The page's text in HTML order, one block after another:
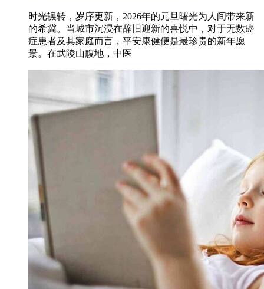
时光辗转，岁序更新，2026年的元旦曙光为人间带来新
的希冀。当城市沉浸在辞旧迎新的喜悦中，对于无数癌
症患者及其家庭而言，平安康健便是最珍贵的新年愿
景。在武陵山腹地，中医